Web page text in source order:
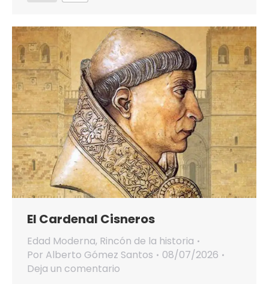
El Cardenal Cisneros
Edad Moderna, Rincón de la historia
Por Alberto Gómez Santos
08/07/2026
Deja un comentario